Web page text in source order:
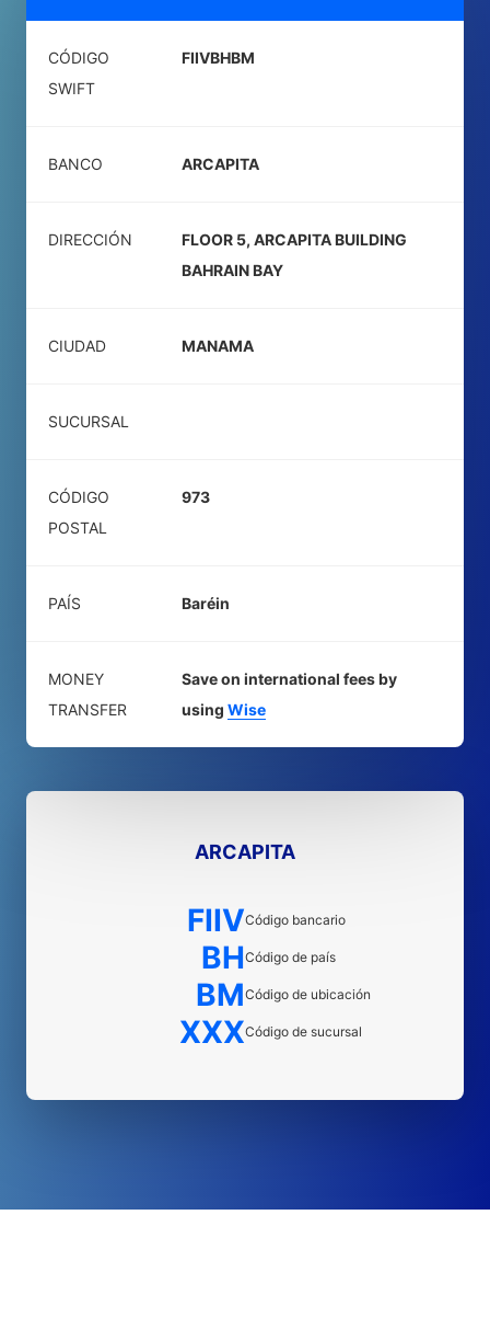
CÓDIGO
SWIFT
FIIVBHBM
BANCO ARCAPITA
DIRECCIÓN
FLOOR 5, ARCAPITA BUILDING
BAHRAIN BAY
CIUDAD MANAMA
SUCURSAL
CÓDIGO
POSTAL
973
PAÍS Baréin
MONEY
TRANSFER
Save on international fees by
using Wise
ARCAPITA
FIIVCódigo bancario
BHCódigo de país
BMCódigo de ubicación
XXXCódigo de sucursal